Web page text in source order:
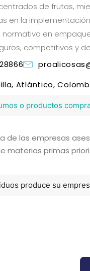
de frutas,
en la
en
competitivos y
Atlántico,
o productos
de las empresas
materias primas
produce su